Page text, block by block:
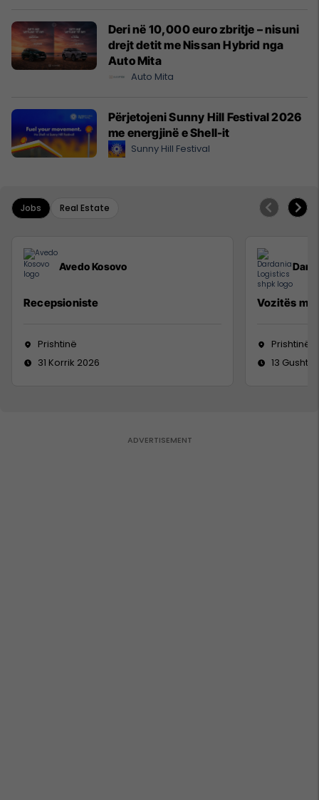
Deri në 10,000 euro zbritje – nisuni
drejt detit me Nissan Hybrid nga
Auto Mita
Auto Mita
Përjetojeni Sunny Hill Festival 2026
me energjinë e Shell-it
Sunny Hill Festival
Jobs Real Estate
Avedo Kosovo
Recepsioniste
Prishtinë
31 Korrik 2026
Vozitës me
Prishtinë
13 Gusht